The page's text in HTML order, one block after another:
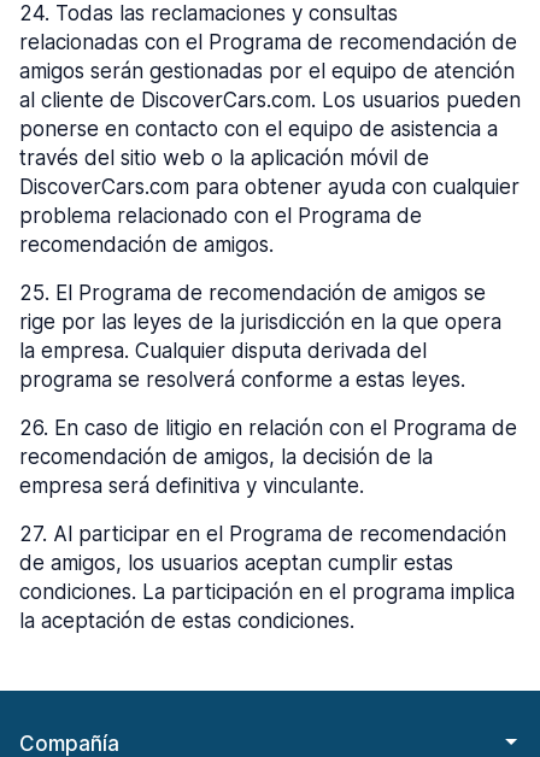
24. Todas las reclamaciones y consultas
relacionadas con el Programa de recomendación de
amigos serán gestionadas por el equipo de atención
al cliente de DiscoverCars.com. Los usuarios pueden
ponerse en contacto con el equipo de asistencia a
través del sitio web o la aplicación móvil de
DiscoverCars.com para obtener ayuda con cualquier
problema relacionado con el Programa de
recomendación de amigos.
25. El Programa de recomendación de amigos se
rige por las leyes de la jurisdicción en la que opera
la empresa. Cualquier disputa derivada del
programa se resolverá conforme a estas leyes.
26. En caso de litigio en relación con el Programa de
recomendación de amigos, la decisión de la
empresa será definitiva y vinculante.
27. Al participar en el Programa de recomendación
de amigos, los usuarios aceptan cumplir estas
condiciones. La participación en el programa implica
la aceptación de estas condiciones.
Compañía